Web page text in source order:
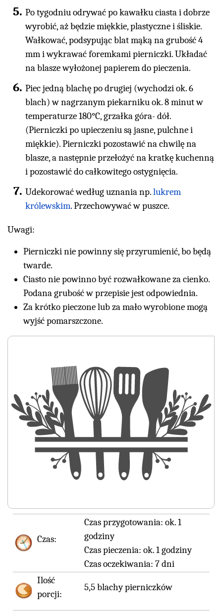
Po tygodniu odrywać po kawałku ciasta i dobrze
wyrobić, aż będzie miękkie, plastyczne i śliskie.
Wałkować, podsypując blat mąką na grubość 4
mm i wykrawać foremkami pierniczki. Układać
na blasze wyłożonej papierem do pieczenia.
Piec jedną blachę po drugiej (wychodzi ok. 6
blach) w nagrzanym piekarniku ok. 8 minut w
temperaturze 180°C, grzałka góra- dół.
(Pierniczki po upieczeniu są jasne, pulchne i
miękkie). Pierniczki pozostawić na chwilę na
blasze, a następnie przełożyć na kratkę kuchenną
i pozostawić do całkowitego ostygnięcia.
Udekorować według uznania np.lukrem
królewskim. Przechowywać w puszce.
Uwagi:
Pierniczki nie powinny się przyrumienić, bo będą
twarde.
Ciasto nie powinno być rozwałkowane za cienko.
Podana grubość w przepisie jest odpowiednia.
Za krótko pieczone lub za mało wyrobione mogą
wyjść pomarszczone.
Czas:
Czas przygotowania: ok. 1
godziny
Czas pieczenia: ok. 1 godziny
Czas oczekiwania: 7 dni
Ilość
porcji:
5,5 blachy pierniczków